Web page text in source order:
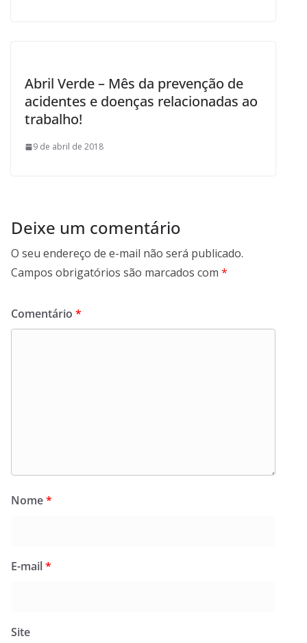
Abril Verde – Mês da prevenção de
acidentes e doenças relacionadas ao
trabalho!
9 de abril de 2018
Deixe um comentário
O seu endereço de e-mail não será publicado.
Campos obrigatórios são marcados com *
Comentário *
Nome*
E-mail*
Site